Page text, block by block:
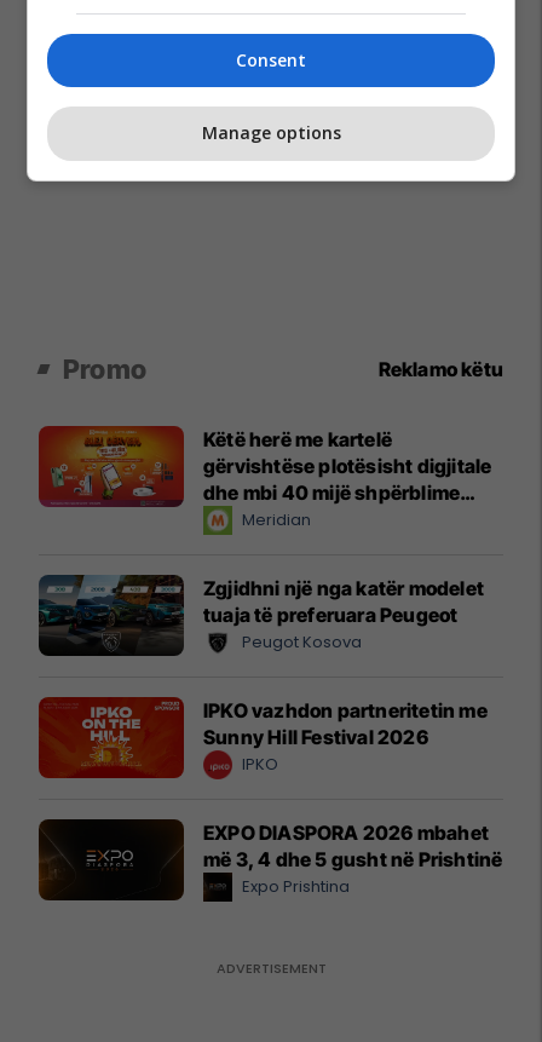
Promo Reklamo këtu
Këtë herë me kartelë
gërvishtëse plotësisht digjitale
dhe mbi 40 mijë shpërblime
instant!Meridian
Zgjidhni një nga katër modelet
tuaja të preferuara Peugeot
Peugot Kosova
IPKO vazhdon partneritetin me
Sunny Hill Festival 2026
IPKO
EXPO DIASPORA 2026 mbahet
më 3, 4 dhe 5 gusht në Prishtinë
Expo Prishtina
Consent
Manage options